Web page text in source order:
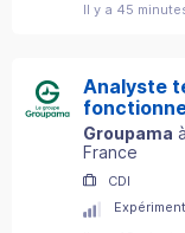
Il y a 45
Analyste
Groupama à
France
CDI